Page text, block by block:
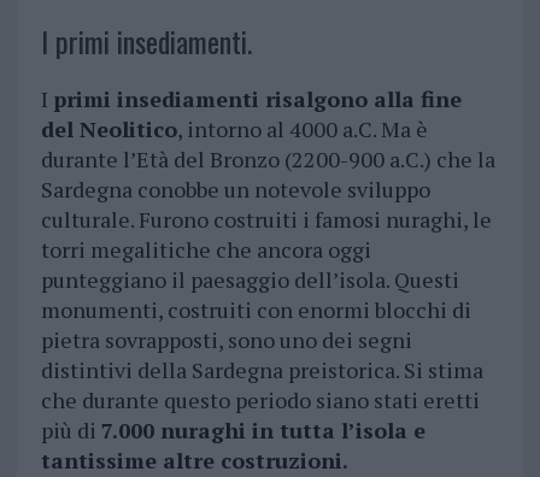
I primi insediamenti.
I primi insediamenti risalgono alla fine
del Neolitico, intorno al 4000 a.C. Ma è
durante l’Età del Bronzo (2200-900 a.C.) che la
Sardegna conobbe un notevole sviluppo
culturale. Furono costruiti i famosi nuraghi, le
torri megalitiche che ancora oggi
punteggiano il paesaggio dell’isola. Questi
monumenti, costruiti con enormi blocchi di
pietra sovrapposti, sono uno dei segni
distintivi della Sardegna preistorica. Si stima
che durante questo periodo siano stati eretti
più di 7.000 nuraghi in tutta l’isola e
tantissime altre costruzioni.